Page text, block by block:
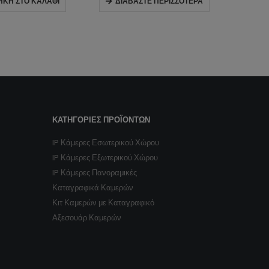
ΚΑΤΗΓΟΡΊΕΣ ΠΡΟΪΌΝΤΩΝ
IP Κάμερες Εσωτερικού Χώρου
IP Κάμερες Εξωτερικού Χώρου
IP Κάμερες Πανοραμικές
Καταγραφικά Καμερών
Κιτ Καμερών με Καταγραφικό
Αξεσουάρ Καμερών